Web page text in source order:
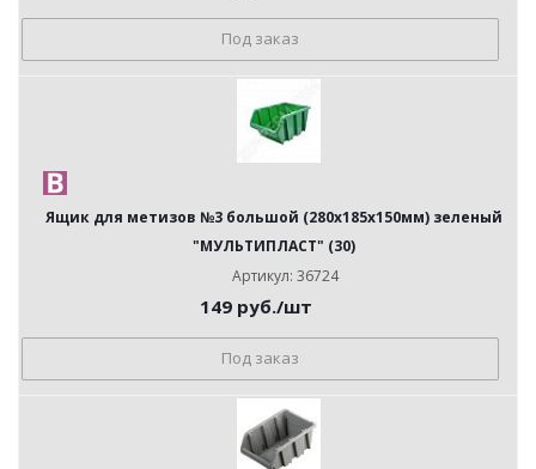
Под заказ
Ящик для метизов №3 большой (280х185х150мм) зеленый
"МУЛЬТИПЛАСТ" (30)
Артикул: 36724
149 руб./шт
Под заказ